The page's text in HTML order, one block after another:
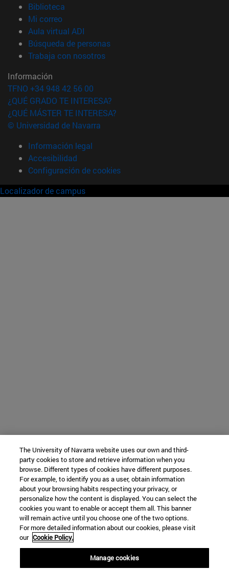
Biblioteca
Mi correo(abre en nueva ventana)
Aula virtual ADI
Búsqueda de personas(abre en nueva ventana)
Trabaja con nosotros(abre en nueva ventana)
Información
TFNO +34 948 42 56 00
¿QUÉ GRADO TE INTERESA?
¿QUÉ MÁSTER TE INTERESA?
© Universidad de Navarra
Información legal
Accesibilidad
Configuración de cookies
Localizador de campus
The University of Navarra website uses our own and third-
party cookies to store and retrieve information when you
browse. Different types of cookies have different purposes.
For example, to identify you as a user, obtain information
about your browsing habits respecting your privacy, or
personalize how the content is displayed. You can select the
cookies you want to enable or accept them all. This banner
will remain active until you choose one of the two options.
For more detailed information about our cookies, please visit
our Cookie Policy.
Manage cookies